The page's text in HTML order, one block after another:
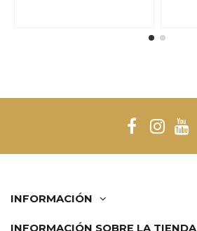
INFORMACIÓN
INFORMACIÓN SOBRE LA TIENDA